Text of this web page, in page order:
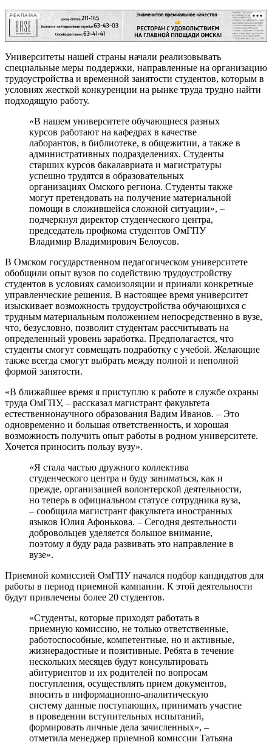
РЕКЛАМА
Университеты нашей страны начали реализовывать
специальные меры поддержки, направленные на организацию
трудоустройства и временной занятости студентов, которым в
условиях жесткой конкуренции на рынке труда трудно найти
подходящую работу.
«В нашем университете обучающиеся разных
курсов работают на кафедрах в качестве
лаборантов, в библиотеке, в общежитии, а также в
административных подразделениях. Студенты
старших курсов бакалавриата и магистратуры
успешно трудятся в образовательных
организациях Омского региона. Студенты также
могут претендовать на получение материальной
помощи в сложившейся сложной ситуации», –
подчеркнул директор студенческого центра,
председатель профкома студентов ОмГПУ
Владимир Владимирович Белоусов.
В Омском государственном педагогическом университете
обобщили опыт вузов по содействию трудоустройству
студентов в условиях самоизоляции и приняли конкретные
управленческие решения. В настоящее время университет
изыскивает возможность трудоустройства обучающихся с
трудным материальным положением непосредственно в вузе,
что, безусловно, позволит студентам рассчитывать на
определенный уровень заработка. Предполагается, что
студенты смогут совмещать подработку с учебой. Желающие
также всегда смогут выбрать между полной и неполной
формой занятости.
«В ближайшее время я приступлю к работе в службе охраны
труда ОмГПУ, – рассказал магистрант факультета
естественнонаучного образования Вадим Иванов. – Это
одновременно и большая ответственность, и хорошая
возможность получить опыт работы в родном университете.
Хочется приносить пользу вузу».
«Я стала частью дружного коллектива
студенческого центра и буду заниматься, как и
прежде, организацией волонтерской деятельности,
но теперь в официальном статусе сотрудника вуза,
– сообщила магистрант факультета иностранных
языков Юлия Афонькова. – Сегодня деятельности
добровольцев уделяется большое внимание,
поэтому я буду рада развивать это направление в
вузе».
Приемной комиссией ОмГПУ начался подбор кандидатов для
работы в период приемной кампании. К этой деятельности
будут привлечены более 20 студентов.
«Студенты, которые приходят работать в
приемную комиссию, не только ответственные,
работоспособные, компетентные, но и активные,
жизнерадостные и позитивные. Ребята в течение
нескольких месяцев будут консультировать
абитуриентов и их родителей по вопросам
поступления, осуществлять прием документов,
вносить в информационно-аналитическую
систему данные поступающих, принимать участие
в проведении вступительных испытаний,
формировать личные дела зачисленных», –
отметила менеджер приемной комиссии Татьяна